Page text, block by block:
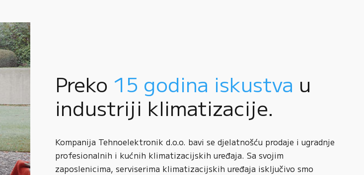
Preko 15 godina iskustva u
industriji klimatizacije.
Kompanija Tehnoelektronik d.o.o. bavi se djelatnošću prodaje i ugradnje
profesionalnih i kućnih klimatizacijskih uređaja. Sa svojim
zaposlenicima, serviserima klimatizacijskih uređaja isključivo smo